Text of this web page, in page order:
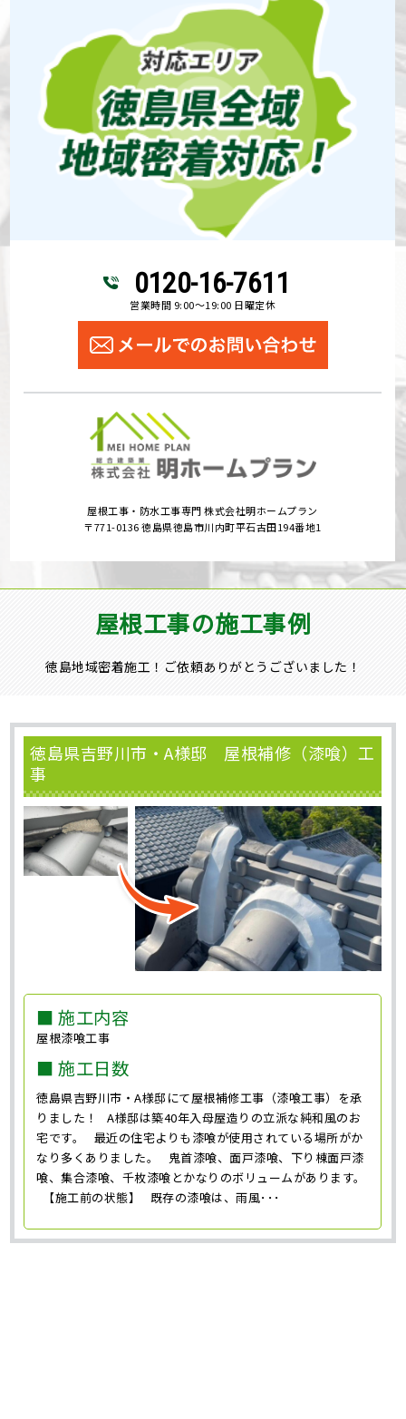
0120-16-7611
営業時間 9:00～19:00 日曜定休
屋根工事・防水工事専門 株式会社明ホームプラン
〒771-0136 徳島県徳島市川内町平石古田194番地1
屋根工事の施工事例
徳島地域密着施工！ご依頼ありがとうございました！
徳島県吉野川市・A様邸 屋根補修（漆喰）工
事
■ 施工内容
屋根漆喰工事
■ 施工日数
徳島県吉野川市・A様邸にて屋根補修工事（漆喰工事）を承
りました！ A様邸は築40年入母屋造りの立派な純和風のお
宅です。 最近の住宅よりも漆喰が使用されている場所がか
なり多くありました。 鬼首漆喰、面戸漆喰、下り棟面戸漆
喰、集合漆喰、千枚漆喰とかなりのボリュームがあります。
【施工前の状態】 既存の漆喰は、雨風･･･